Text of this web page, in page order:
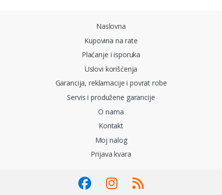
Naslovna
Kupovina na rate
Plaćanje i isporuka
Uslovi korišćenja
Garancija, reklamacije i povrat robe
Servis i produžene garancije
O nama
Kontakt
Moj nalog
Prijava kvara